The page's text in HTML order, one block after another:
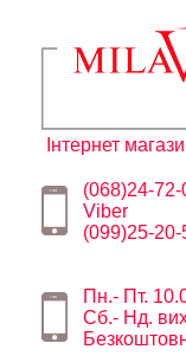
Інтернет
(068)24-72-
Viber
(099)25-20-
Пн.- Пт.
Сб.- Нд.